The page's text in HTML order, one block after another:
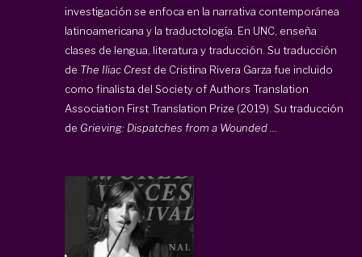
investigación se enfoca en la narrativa contemporánea
latinoamericana y la traductología. En UNC, enseña
clases de lengua, literatura y traducción. Su traducción
de The Iliac Crest de Cristina Rivera Garza fue incluido
como finalista del Society of Authors Translation
Association First Translation Prize (2019). Su traducción
de Grieving: Dispatches from a Wounded ...